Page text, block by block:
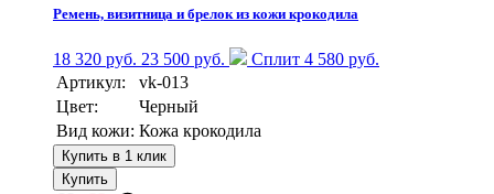
Ремень, визитница и брелок из кожи крокодила
18 320 руб. 23 500 руб.
Сплит 4 580 руб.
Артикул:
vk-013
Цвет:
Черный
Вид кожи: Кожа крокодила
Купить в 1 клик
Купить